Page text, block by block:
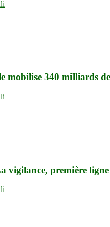
mobilise 340 milliards
vigilance, première ligne